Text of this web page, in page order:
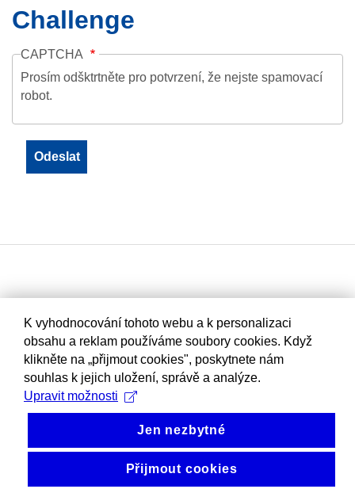
Challenge
CAPTCHA
Prosím odšktrtněte pro potvrzení, že nejste spamovací
robot.
K vyhodnocování tohoto webu a k personalizaci
obsahu a reklam používáme soubory cookies. Když
klikněte na „přijmout cookies", poskytnete nám
souhlas k jejich uložení, správě a analýze.
Upravit možnosti
Jen nezbytné
Přijmout cookies